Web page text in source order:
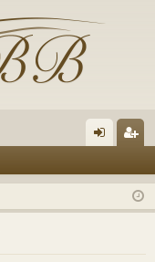
lá
sit
ist
ro